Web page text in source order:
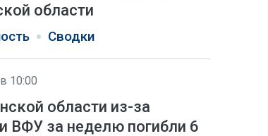
области
Сводки
10:00
области из-за
ВФУ за неделю погибли 6